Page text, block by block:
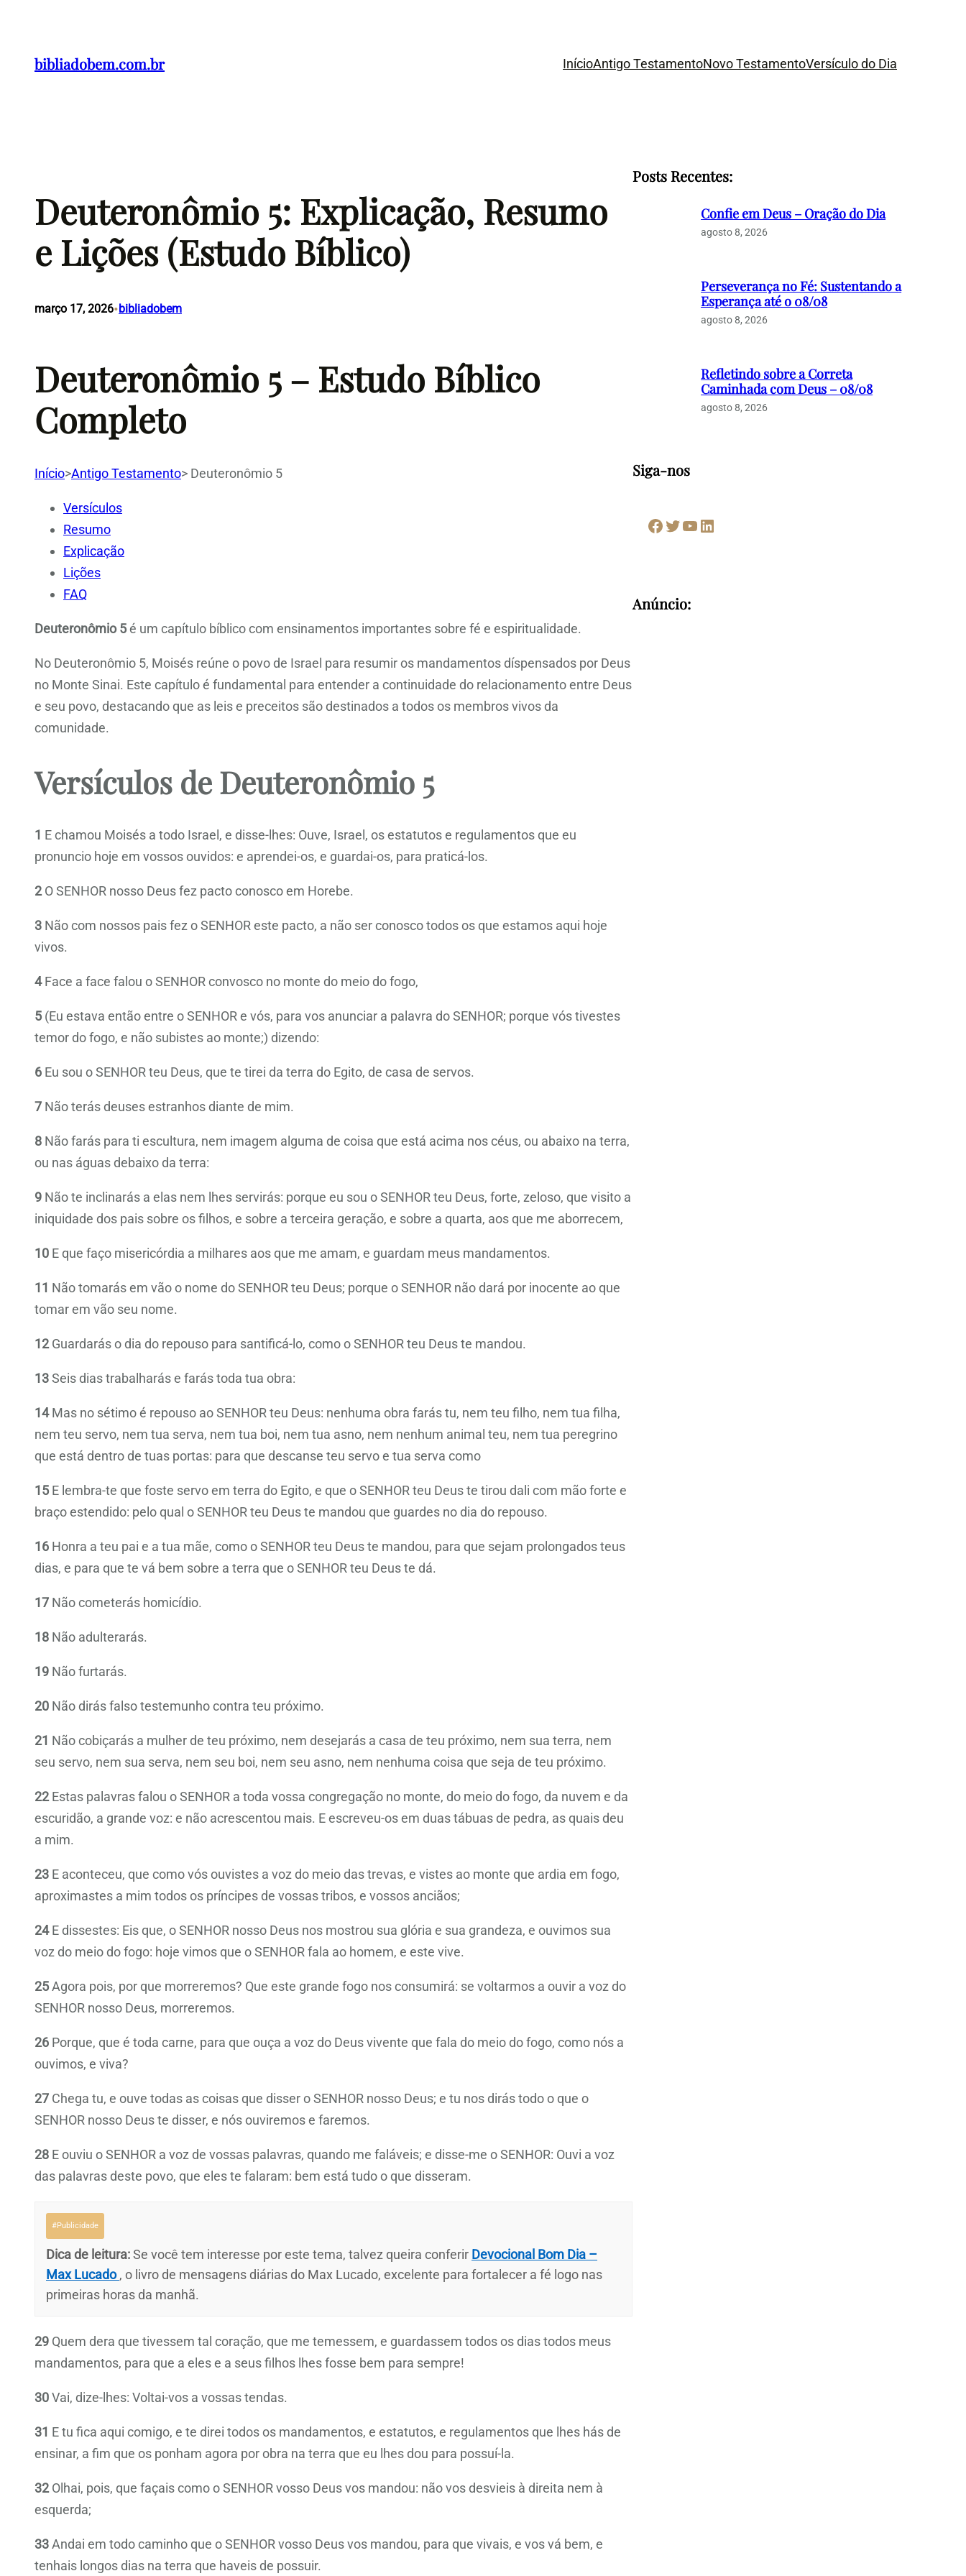
bibliadobem.com.br InícioAntigo TestamentoNovo TestamentoVersículo do Dia
Deuteronômio 5: Explicação, Resumo
e Lições (Estudo Bíblico)
março 17, 2026• bibliadobem
Deuteronômio 5 – Estudo Bíblico
Completo
Início>Antigo Testamento> Deuteronômio 5
Versículos
Resumo
Explicação
Lições
FAQ
Deuteronômio 5é um capítulo bíblico com ensinamentos importantes sobre fé e espiritualidade.
No Deuteronômio 5, Moisés reúne o povo de Israel para resumir os mandamentos díspensados por Deus
no Monte Sinai. Este capítulo é fundamental para entender a continuidade do relacionamento entre Deus
e seu povo, destacando que as leis e preceitos são destinados a todos os membros vivos da
comunidade.
Versículos de Deuteronômio 5
1 E chamou Moisés a todo Israel, e disse-lhes: Ouve, Israel, os estatutos e regulamentos que eu
pronuncio hoje em vossos ouvidos: e aprendei-os, e guardai-os, para praticá-los.
2O SENHOR nosso Deus fez pacto conosco em Horebe.
3 Não com nossos pais fez o SENHOR este pacto, a não ser conosco todos os que estamos aqui hoje
vivos.
4Face a face falou o SENHOR convosco no monte do meio do fogo,
5 (Eu estava então entre o SENHOR e vós, para vos anunciar a palavra do SENHOR; porque vós tivestes
temor do fogo, e não subistes ao monte;) dizendo:
6 Eu sou o SENHOR teu Deus, que te tirei da terra do Egito, de casa de servos.
7 Não terás deuses estranhos diante de mim.
8 Não farás para ti escultura, nem imagem alguma de coisa que está acima nos céus, ou abaixo na terra,
ou nas águas debaixo da terra:
9 Não te inclinarás a elas nem lhes servirás: porque eu sou o SENHOR teu Deus, forte, zeloso, que visito a
iniquidade dos pais sobre os filhos, e sobre a terceira geração, e sobre a quarta, aos que me aborrecem,
10 E que faço misericórdia a milhares aos que me amam, e guardam meus mandamentos.
11 Não tomarás em vão o nome do SENHOR teu Deus; porque o SENHOR não dará por inocente ao que
tomar em vão seu nome.
12Guardarás o dia do repouso para santificá-lo, como o SENHOR teu Deus te mandou.
13Seis dias trabalharás e farás toda tua obra:
14Mas no sétimo é repouso ao SENHOR teu Deus: nenhuma obra farás tu, nem teu filho, nem tua filha,
nem teu servo, nem tua serva, nem tua boi, nem tua asno, nem nenhum animal teu, nem tua peregrino
que está dentro de tuas portas: para que descanse teu servo e tua serva como
15 E lembra-te que foste servo em terra do Egito, e que o SENHOR teu Deus te tirou dali com mão forte e
braço estendido: pelo qual o SENHOR teu Deus te mandou que guardes no dia do repouso.
16 Honra a teu pai e a tua mãe, como o SENHOR teu Deus te mandou, para que sejam prolongados teus
dias, e para que te vá bem sobre a terra que o SENHOR teu Deus te dá.
17 Não cometerás homicídio.
18 Não adulterarás.
19 Não furtarás.
20 Não dirás falso testemunho contra teu próximo.
21 Não cobiçarás a mulher de teu próximo, nem desejarás a casa de teu próximo, nem sua terra, nem
seu servo, nem sua serva, nem seu boi, nem seu asno, nem nenhuma coisa que seja de teu próximo.
22Estas palavras falou o SENHOR a toda vossa congregação no monte, do meio do fogo, da nuvem e da
escuridão, a grande voz: e não acrescentou mais. E escreveu-os em duas tábuas de pedra, as quais deu
a mim.
23 E aconteceu, que como vós ouvistes a voz do meio das trevas, e vistes ao monte que ardia em fogo,
aproximastes a mim todos os príncipes de vossas tribos, e vossos anciãos;
24E dissestes: Eis que, o SENHOR nosso Deus nos mostrou sua glória e sua grandeza, e ouvimos sua
voz do meio do fogo: hoje vimos que o SENHOR fala ao homem, e este vive.
25Agora pois, por que morreremos? Que este grande fogo nos consumirá: se voltarmos a ouvir a voz do
SENHOR nosso Deus, morreremos.
26 Porque, que é toda carne, para que ouça a voz do Deus vivente que fala do meio do fogo, como nós a
ouvimos, e viva?
27 Chega tu, e ouve todas as coisas que disser o SENHOR nosso Deus; e tu nos dirás todo o que o
SENHOR nosso Deus te disser, e nós ouviremos e faremos.
28 E ouviu o SENHOR a voz de vossas palavras, quando me faláveis; e disse-me o SENHOR: Ouvi a voz
das palavras deste povo, que eles te falaram: bem está tudo o que disseram.
#Publicidade
Dica de leitura:Se você tem interesse por este tema, talvez queira conferir Devocional Bom Dia –
Max Lucado, o livro de mensagens diárias do Max Lucado, excelente para fortalecer a fé logo nas
primeiras horas da manhã.
29 Quem dera que tivessem tal coração, que me temessem, e guardassem todos os dias todos meus
mandamentos, para que a eles e a seus filhos lhes fosse bem para sempre!
30Vai, dize-lhes: Voltai-vos a vossas tendas.
31 E tu fica aqui comigo, e te direi todos os mandamentos, e estatutos, e regulamentos que lhes hás de
ensinar, a fim que os ponham agora por obra na terra que eu lhes dou para possuí-la.
32Olhai, pois, que façais como o SENHOR vosso Deus vos mandou: não vos desvieis à direita nem à
esquerda;
33Andai em todo caminho que o SENHOR vosso Deus vos mandou, para que vivais, e vos vá bem, e
tenhais longos dias na terra que haveis de possuir.
Posts Recentes:
Confie em Deus – Oração do Dia
agosto 8, 2026
Perseverança no Fé: Sustentando a
Esperança até o 08/08
agosto 8, 2026
Refletindo sobre a Correta
Caminhada com Deus – 08/08
agosto 8, 2026
Siga-nos
Facebook Twitter Youtube LinkedIn
Anúncio: